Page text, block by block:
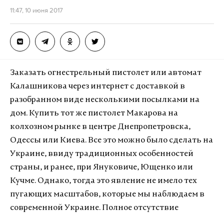
11:47, 10 июня 2017
Заказать огнестрельный пистолет или автомат
Калашникова через интернет с доставкой в
разобранном виде несколькими посылками на
дом. Купить тот же пистолет Макарова на
колхозном рынке в центре Днепропетровска,
Одессы или Киева. Все это можно было сделать на
Украине, ввиду традиционных особенностей
страны, и ранее, при Януковиче, Ющенко или
Кучме. Однако, тогда это явление не имело тех
пугающих масштабов, которые мы наблюдаем в
современной Украине. Полное отсутствие